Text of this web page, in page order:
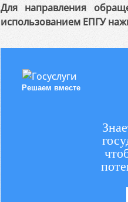
Для направления
использованием ЕПГУ
Решаем вместе